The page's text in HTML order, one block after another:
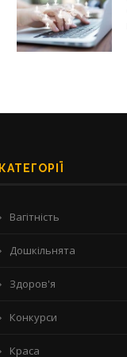
Вагітність
Дошкільнята
Здоров'я
Конкурси
Краса